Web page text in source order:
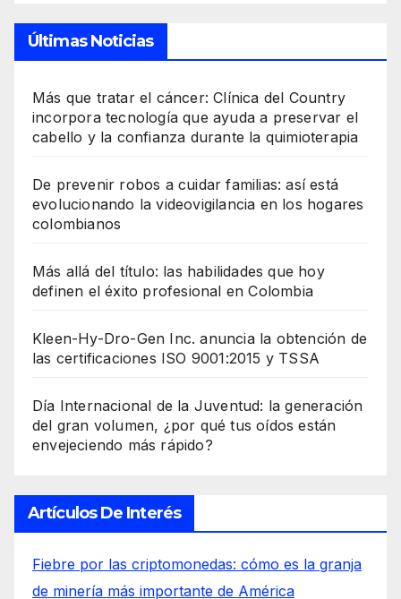
Últimas Noticias
Más que tratar el cáncer: Clínica del Country
incorpora tecnología que ayuda a preservar el
cabello y la confianza durante la quimioterapia
De prevenir robos a cuidar familias: así está
evolucionando la videovigilancia en los hogares
colombianos
Más allá del título: las habilidades que hoy
definen el éxito profesional en Colombia
Kleen-Hy-Dro-Gen Inc. anuncia la obtención de
las certificaciones ISO 9001:2015 y TSSA
Día Internacional de la Juventud: la generación
del gran volumen, ¿por qué tus oídos están
envejeciendo más rápido?
Artículos De Interés
Fiebre por las criptomonedas: cómo es la granja
de minería más importante de América